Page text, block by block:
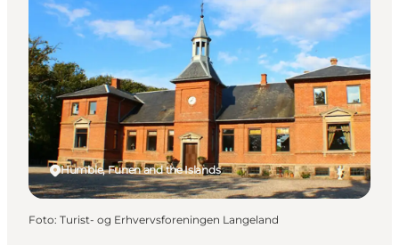
Humble, Funen and the Islands
Foto: Turist- og Erhvervsforeningen Langeland